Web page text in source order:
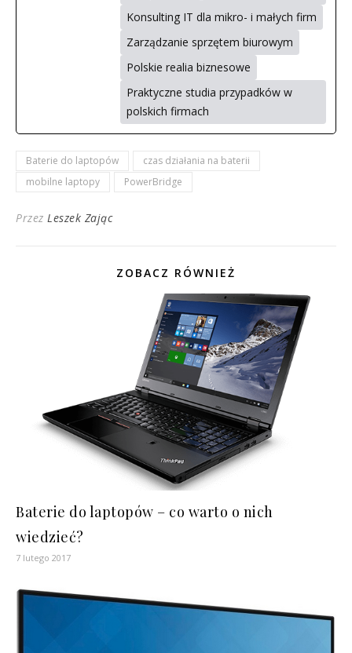
Konsulting IT dla mikro- i małych firm
Zarządzanie sprzętem biurowym
Polskie realia biznesowe
Praktyczne studia przypadków w
polskich firmach
Baterie do laptopów
czas działania na baterii
mobilne laptopy
PowerBridge
Przez Leszek Zając
ZOBACZ RÓWNIEŻ
Baterie do laptopów – co warto o nich
wiedzieć?
7 lutego 2017